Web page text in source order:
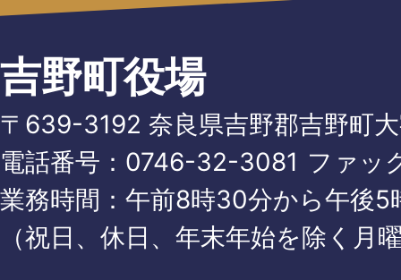
吉野町役場
〒639-3192 奈良県吉野郡吉野町
電話番号： 0746-32-3081 ファッ
業務時間：午前8時30分から午後5
（祝日、休日、年末年始を除く月